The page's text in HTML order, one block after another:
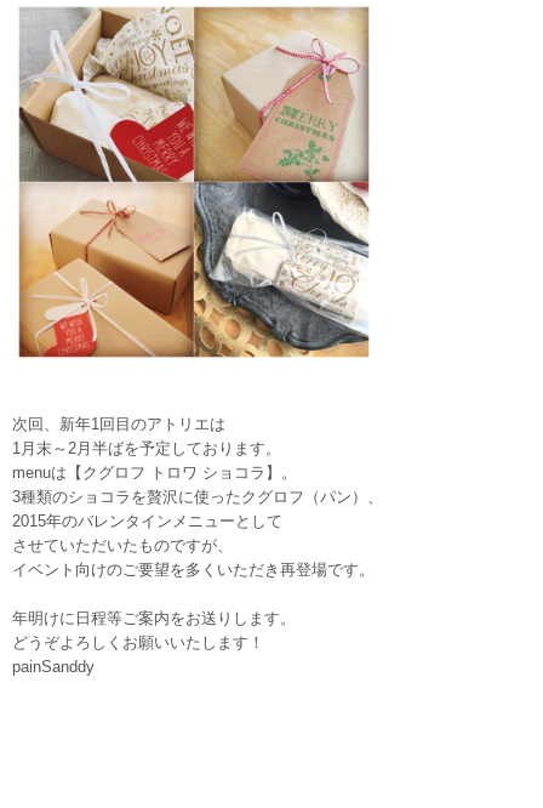
次回、新年1回目のアトリエは
1月末～2月半ばを予定しております。
menuは【クグロフ トロワ ショコラ】。
3種類のショコラを贅沢に使ったクグロフ（パン）、
2015年のバレンタインメニューとして
させていただいたものですが、
イベント向けのご要望を多くいただき再登場です。
年明けに日程等ご案内をお送りします。
どうぞよろしくお願いいたします！
painSanddy